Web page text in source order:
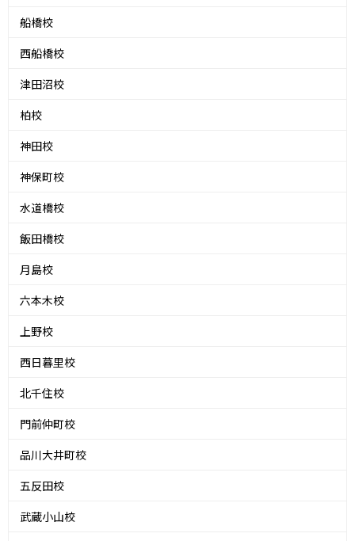
船橋校
西船橋校
津田沼校
柏校
神田校
神保町校
水道橋校
飯田橋校
月島校
六本木校
上野校
西日暮里校
北千住校
門前仲町校
品川大井町校
五反田校
武蔵小山校